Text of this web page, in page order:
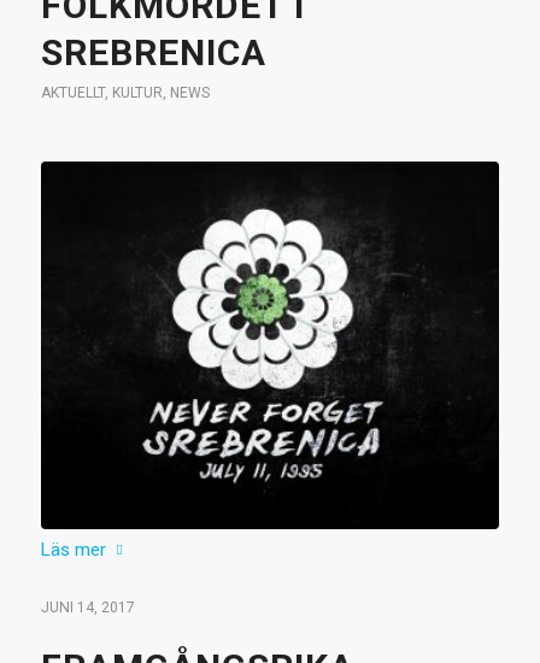
SREBRENICA
AKTUELLT, KULTUR, NEWS
Läs mer
JUNI 14, 2017